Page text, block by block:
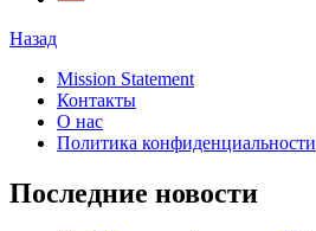
Назад
Mission Statement
Контакты
О нас
Политика конфиденциальности
Последние новости